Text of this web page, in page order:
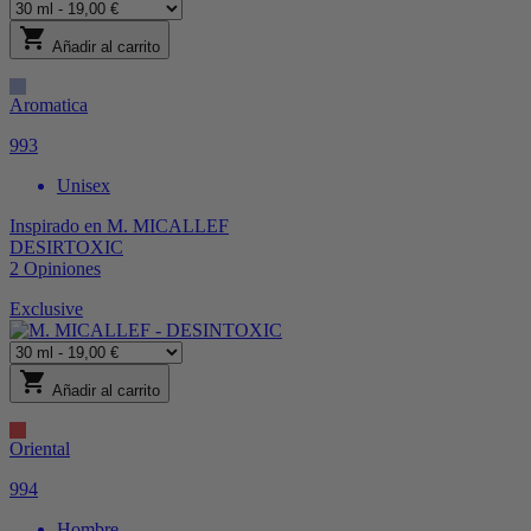
shopping_cart Añadir al carrito
Aromatica
993
Unisex
Inspirado en M. MICALLEF
DESIRTOXIC
2 Opiniones
Exclusive
shopping_cart Añadir al carrito
Oriental
994